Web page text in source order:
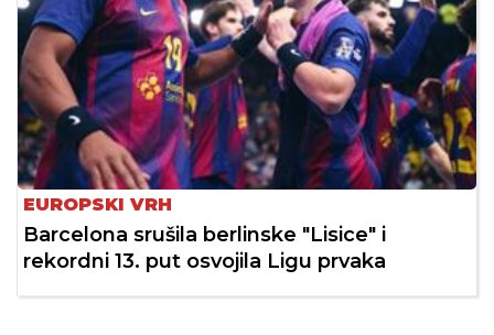
EUROPSKI VRH
Barcelona srušila berlinske "Lisice" i
rekordni 13. put osvojila Ligu prvaka